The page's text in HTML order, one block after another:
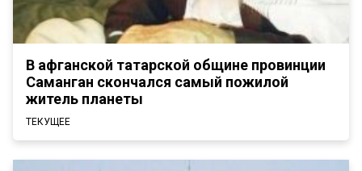
В афганской татарской общине провинции
Саманган скончался самый пожилой
житель планеты
ТЕКУЩЕЕ